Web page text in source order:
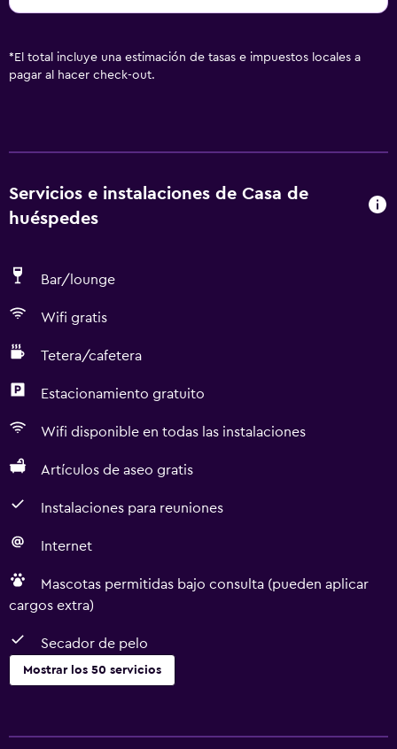
* El total incluye una estimación de tasas e impuestos locales a
pagar al hacer check-out.
Servicios e instalaciones de Casa de
huéspedes
Bar/lounge
Wifi gratis
Tetera/cafetera
Estacionamiento gratuito
Wifi disponible en todas las instalaciones
Artículos de aseo gratis
Instalaciones para reuniones
Internet
Mascotas permitidas bajo consulta (pueden aplicar
cargos extra)
Secador de pelo
Mostrar los 50 servicios
Wifi gratis